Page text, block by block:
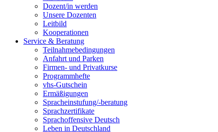
Dozent/in werden
Unsere Dozenten
Leitbild
Kooperationen
Service & Beratung
Teilnahmebedingungen
Anfahrt und Parken
Firmen- und Privatkurse
Programmhefte
vhs-Gutschein
Ermäßigungen
Spracheinstufung/-beratung
Sprachzertifikate
Sprachoffensive Deutsch
Leben in Deutschland